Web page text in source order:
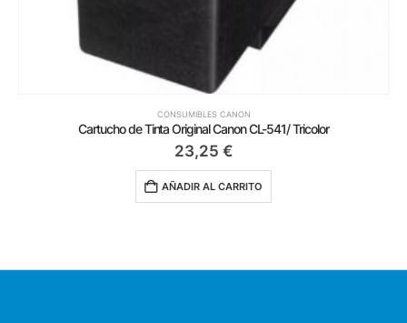
CONSUMIBLES CANON
Cartucho de Tinta Original Canon CL-541/ Tricolor
23,25 €
AÑADIR AL CARRITO